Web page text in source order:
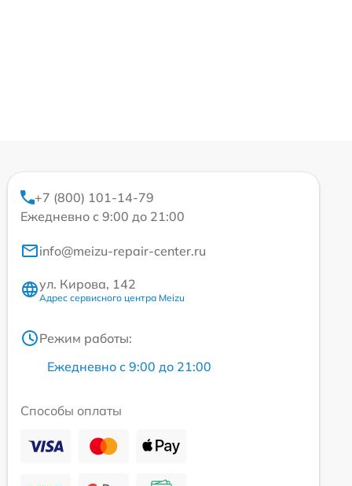
+7 (800) 101-14-79
Ежедневно с 9:00 до 21:00
info@meizu-repair-center.ru
ул. Кирова, 142
Адрес сервисного центра Meizu
Режим работы:
Ежедневно с 9:00 до 21:00
Способы оплаты